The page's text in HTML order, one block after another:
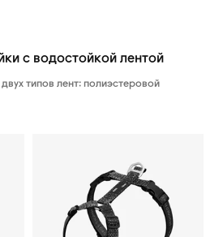
с водостойкой лентой
типов лент: полиэстеровой